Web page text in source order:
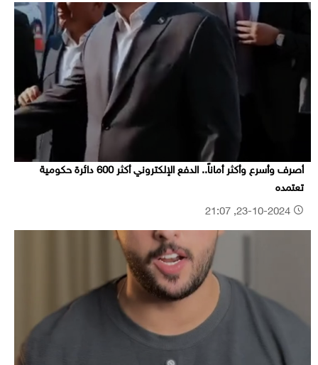
أصرف وأسرع وأكثر أماناً.. الدفع الإلكتروني أكثر 600 دائرة حكومية
تعتمده